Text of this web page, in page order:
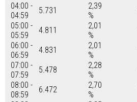
04:00 -
04:59
5.731
2,39
%
05:00 -
05:59
4.811
2,01
%
06:00 -
06:59
4.831
2,01
%
07:00 -
07:59
5.478
2,28
%
08:00 -
08:59
6.472
2,70
%